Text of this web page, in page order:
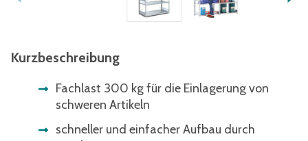
Kurzbeschreibung
Fachlast 300 kg für die Einlagerung von
schweren Artikeln
schneller und einfacher Aufbau durch